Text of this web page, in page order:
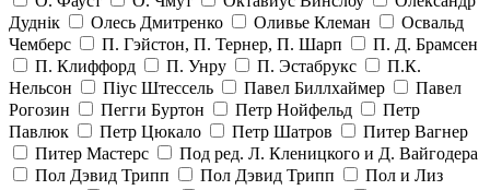
Дуднік
Олесь Дмитренко Оливье Клеман
Освальд
Чемберс
П. Гэйстон, П. Тернер, П. Шарп
П. Д. Брамсен
П. Клиффорд
П. Унру П. Эстабрукс
П.К.
Нельсон
Піус Штессель Павел Биллхаймер
Павел
Рогозин
Пегги Буртон Петр Нойфельд
Петр
Павлюк
Петр Цюкало Петр Шатров
Питер Вагнер
Питер Мастерс
Под ред. Л. Кленицкого и Д. Вайгодера
Пол Дэвид Трипп
Пол Дэвид Трипп
Пол и Лиз